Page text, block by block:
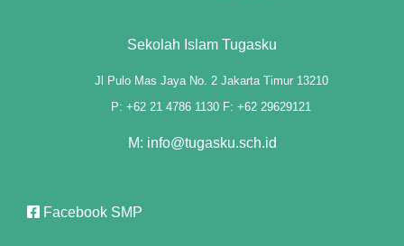
Sekolah Islam Tugasku
Jl Pulo Mas Jaya No. 2 Jakarta Timur 13210
P: +62 21 4786 1130 F: +62 29629121
M: info@tugasku.sch.id
Facebook SMP